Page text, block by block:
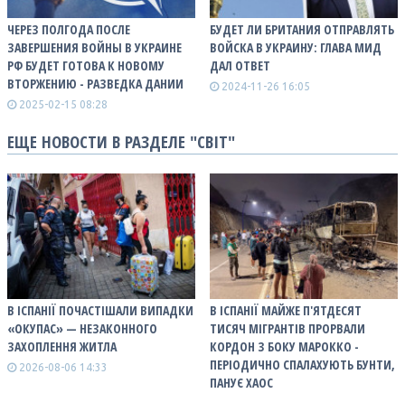
ЧЕРЕЗ ПОЛГОДА ПОСЛЕ
ЗАВЕРШЕНИЯ ВОЙНЫ В УКРАИНЕ
РФ БУДЕТ ГОТОВА К НОВОМУ
ВТОРЖЕНИЮ - РАЗВЕДКА ДАНИИ
2025-02-15 08:28
БУДЕТ ЛИ БРИТАНИЯ ОТПРАВЛЯТЬ
ВОЙСКА В УКРАИНУ: ГЛАВА МИД
ДАЛ ОТВЕТ
2024-11-26 16:05
ЕЩЕ НОВОСТИ В РАЗДЕЛЕ "СВІТ"
В ІСПАНІЇ ПОЧАСТІШАЛИ ВИПАДКИ
«ОКУПАС» — НЕЗАКОННОГО
ЗАХОПЛЕННЯ ЖИТЛА
2026-08-06 14:33
В ІСПАНІЇ МАЙЖЕ П'ЯТДЕСЯТ
ТИСЯЧ МІГРАНТІВ ПРОРВАЛИ
КОРДОН З БОКУ МАРОККО -
ПЕРІОДИЧНО СПАЛАХУЮТЬ БУНТИ,
ПАНУЄ ХАОС